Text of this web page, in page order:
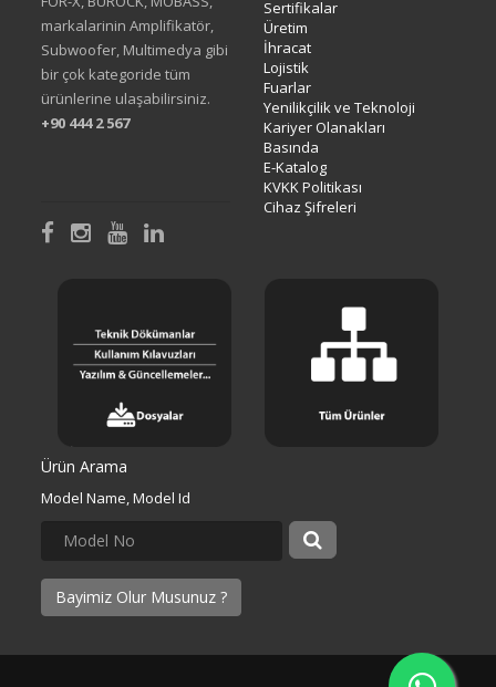
markalarinin Amplifikatör,
Subwoofer, Multimedya gibi
bir çok kategoride tüm
ürünlerine ulaşabilirsiniz.
+90 444 2 567
Sertifikalar
Üretim
İhracat
Lojistik
Fuarlar
Yenilikçilik ve Teknoloji
Kariyer Olanakları
Basında
E-Katalog
KVKK Politikası
Cihaz Şifreleri
Ürün Arama
Model Name, Model Id
Bayimiz Olur Musunuz ?